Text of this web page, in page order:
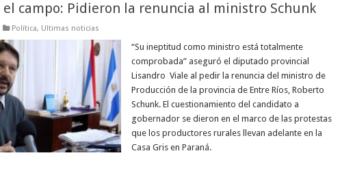
campo: Pidieron la renuncia al ministro Schunk
Política, Ultimas noticias
“Su ineptitud como ministro está totalmente
comprobada” aseguró el diputado provincial
Lisandro Viale al pedir la renuncia del ministro de
Producción de la provincia de Entre Ríos, Roberto
Schunk. El cuestionamiento del candidato a
gobernador se dieron en el marco de las protestas
que los productores rurales llevan adelante en la
Casa Gris en Paraná.